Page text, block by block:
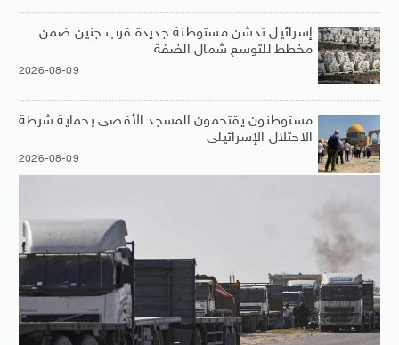
إسرائيل تدشن مستوطنة جديدة قرب جنين ضمن
مخطط للتوسع شمال الضفة
2026-08-09
مستوطنون يقتحمون المسجد الأقصى بحماية شرطة
الاحتلال الإسرائيلى
2026-08-09